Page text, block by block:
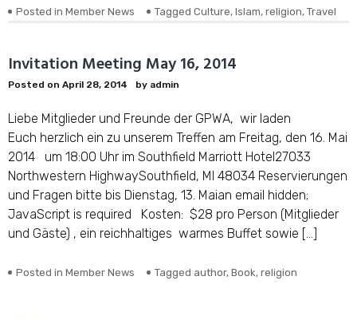
Posted in Member News Tagged Culture, Islam, religion, Travel
Invitation Meeting May 16, 2014
Posted on April 28, 2014 by admin
Liebe Mitglieder und Freunde der GPWA, wir laden
Euch herzlich ein zu unserem Treffen am Freitag, den 16. Mai
2014 um 18:00 Uhr im Southfield Marriott Hotel27033
Northwestern HighwaySouthfield, MI 48034 Reservierungen
und Fragen bitte bis Dienstag, 13. Maian email hidden;
JavaScript is required Kosten: $28 pro Person (Mitglieder
und Gäste) , ein reichhaltiges warmes Buffet sowie […]
Posted in Member News Tagged author, Book, religion